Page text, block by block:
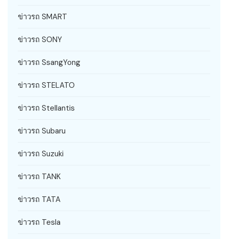
ข่าวรถ SMART
ข่าวรถ SONY
ข่าวรถ SsangYong
ข่าวรถ STELATO
ข่าวรถ Stellantis
ข่าวรถ Subaru
ข่าวรถ Suzuki
ข่าวรถ TANK
ข่าวรถ TATA
ข่าวรถ Tesla